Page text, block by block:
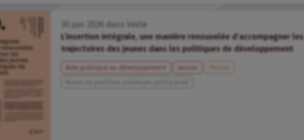
juin dans
Veille
L’insertion intégrale, une manière renouvelée d’accompagner les
trajectoires des jeunes dans les politiques de développement
Aide publique au développement Jeunes
Monde